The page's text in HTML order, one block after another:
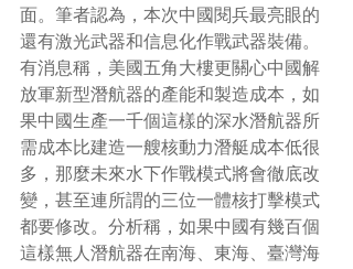
面。筆者認為，本次中國閱兵最亮眼的
還有激光武器和信息化作戰武器裝備。
有消息稱，美國五角大樓更關心中國解
放軍新型潛航器的產能和製造成本，如
果中國生產一千個這樣的深水潛航器所
需成本比建造一艘核動力潛艇成本低很
多，那麼未來水下作戰模式將會徹底改
變，甚至連所謂的三位一體核打擊模式
都要修改。分析稱，如果中國有幾百個
這樣無人潛航器在南海、東海、臺灣海